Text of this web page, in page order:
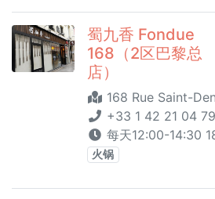
蜀九香 Fondue
168（2区巴黎总
店）
168 Rue Saint-
+33 1 42 21 04 79
每天12:00-14:30
火锅